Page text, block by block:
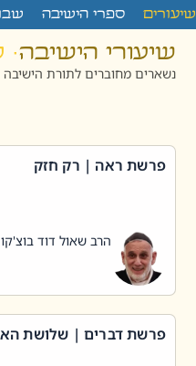
שיעורים ספרי הישיבה
שיעורי הישיבה·
נשארים מחוברים לתורת
פרשת ראה | רק חזק
הרב שאול דוד בוצ'קו
פרשת דברים | שלושת